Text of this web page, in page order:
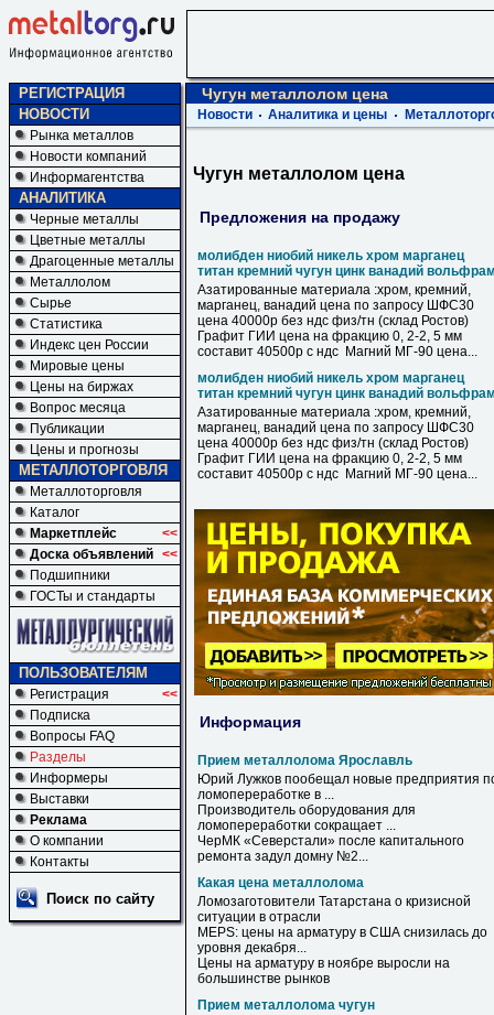
РЕГИСТРАЦИЯ
НОВОСТИ
Рынка металлов
Новости компаний
Информагентства
АНАЛИТИКА
Черные металлы
Цветные металлы
Драгоценные металлы
Металлолом
Сырье
Статистика
Индекс цен России
Мировые цены
Цены на биржах
Вопрос месяца
Публикации
Цены и прогнозы
МЕТАЛЛОТОРГОВЛЯ
Металлоторговля
Каталог
Маркетплейс
<<
Доска объявлений <<
Подшипники
ГОСТы и стандарты
ПОЛЬЗОВАТЕЛЯМ
Регистрация
<<
Подписка
Вопросы FAQ
Разделы
Информеры
Выставки
Реклама
О компании
Контакты
Поиск по сайту
Чугун металлолом цена
Новости Аналитика и цены
Чугун металлолом цена
Предложения на продажу
молибден ниобий никель хром марганец
титан кремний чугун цинк ванадий
Азатированные материала :хром, кремний,
марганец, ванадий цена по запросу ШФС30
цена 40000р без ндс физ/тн (склад Ростов)
Графит ГИИ цена на фракцию 0, 2-2, 5 мм
составит 40500р с ндс Магний МГ-90 цена...
молибден ниобий никель хром марганец
титан кремний чугун цинк ванадий
Азатированные материала :хром, кремний,
марганец, ванадий цена по запросу ШФС30
цена 40000р без ндс физ/тн (склад Ростов)
Графит ГИИ цена на фракцию 0, 2-2, 5 мм
составит 40500р с ндс Магний МГ-90 цена...
Информация
Прием металлолома Ярославль
Юрий Лужков пообещал новые предприятия
ломопереработке в ...
Производитель оборудования для
ломопереработки сокращает ...
ЧерМК «Северстали» после капитального
ремонта задул домну №2...
Какая цена металлолома
Ломозаготовители Татарстана о кризисной
ситуации в отрасли
MEPS: цены на арматуру в США снизилась до
уровня декабря...
Цены на арматуру в ноябре выросли на
большинстве рынков
Прием металлолома чугун